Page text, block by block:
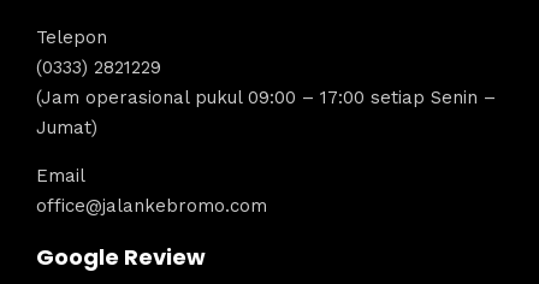
Telepon
(0333) 2821229
(Jam operasional pukul 09:00 – 17:00 setiap Senin –
Jumat)
Email
office@jalankebromo.com
Google Review